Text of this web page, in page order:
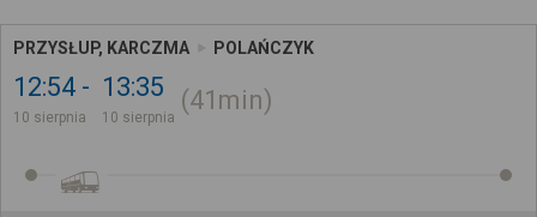
PRZYSŁUP, KARCZMA POLAŃCZYK
12:54
10 sierpnia
13:35
10 sierpnia
41min